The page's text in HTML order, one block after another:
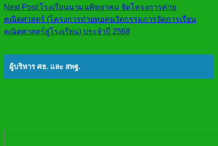
Next Post:โรงเรียนนามนพิทยาคม จัดโครงการค่าย
คณิตศาสตร์ (โครงการถ่ายทอดนวัตกรรมการจัดการเรียน
คณิตศาสตร์สู่โรงเรียน) ประจำปี 2568
ผู้บริหาร ศธ. และ สพฐ.